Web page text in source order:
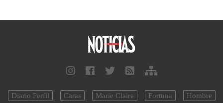
Diario Perfil Caras Marie Claire Fortuna
Hombre